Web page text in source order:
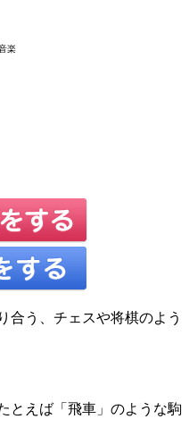
合う、チェスや将棋のよう
えば「飛車」のような駒